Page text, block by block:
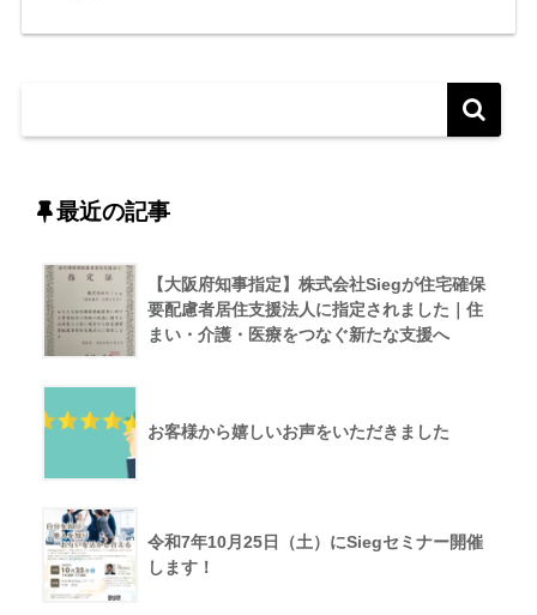
最近の記事
【大阪府知事指定】株式会社Siegが住宅確保
要配慮者居住支援法人に指定されました｜住
まい・介護・医療をつなぐ新たな支援へ
お客様から嬉しいお声をいただきました
令和7年10月25日（土）にSiegセミナー開催
します！